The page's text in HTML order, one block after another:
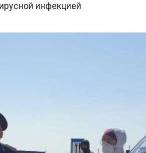
инфекцией